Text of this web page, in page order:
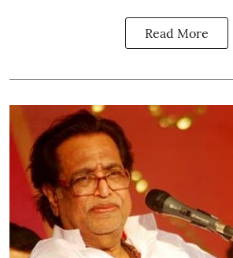
Read More